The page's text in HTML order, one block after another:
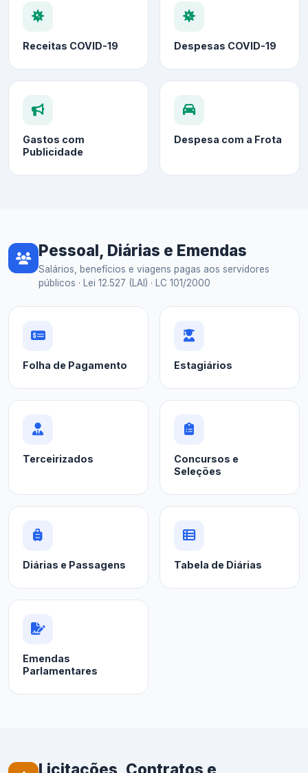
Receitas COVID-19 Despesas COVID-19
Gastos com
Publicidade
Despesa com a Frota
Pessoal, Diárias e Emendas
Salários, benefícios e viagens pagas aos servidores
públicos · Lei 12.527 (LAI) · LC 101/2000
Folha de Pagamento Estagiários
Terceirizados
Concursos e
Seleções
Diárias e Passagens Tabela de Diárias
Emendas
Parlamentares